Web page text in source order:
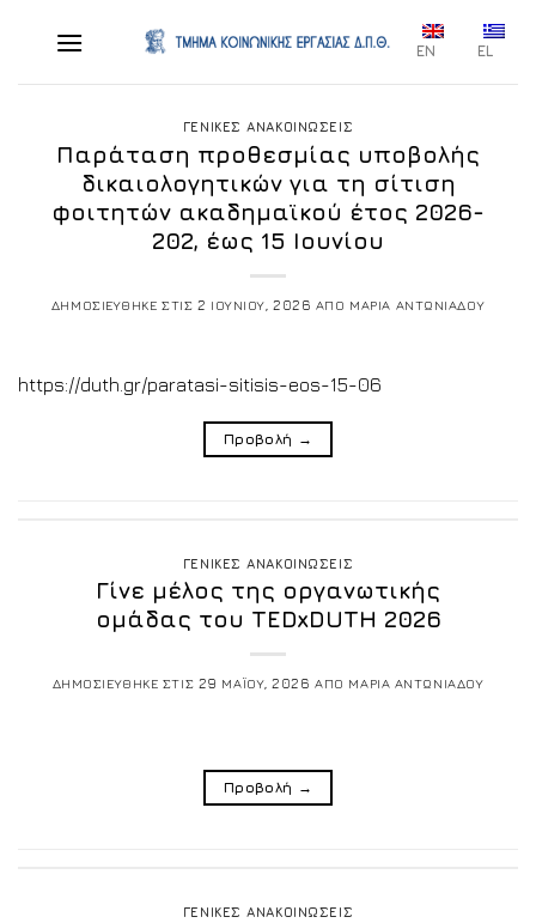
EN EL
ΓΕΝΙΚΕΣ ΑΝΑΚΟΙΝΩΣΕΙΣ
Παράταση προθεσμίας υποβολής
δικαιολογητικών για τη σίτιση
φοιτητών ακαδημαϊκού έτος 2026-
202, έως 15 Ιουνίου
ΔΗΜΟΣΙΕΥΘΗΚΕ ΣΤΙΣ 2 ΙΟΥΝΙΟΥ, 2026 ΑΠΟ ΜΑΡΙΑ ΑΝΤΩΝΙΑΔΟΥ
https://duth.gr/paratasi-sitisis-eos-15-06
Προβολή →
ΓΕΝΙΚΕΣ ΑΝΑΚΟΙΝΩΣΕΙΣ
Γίνε μέλος της οργανωτικής
ομάδας του TEDxDUTH 2026
ΔΗΜΟΣΙΕΥΘΗΚΕ ΣΤΙΣ 29 ΜΑΪΟΥ, 2026 ΑΠΟ ΜΑΡΙΑ ΑΝΤΩΝΙΑΔΟΥ
Προβολή →
ΓΕΝΙΚΕΣ ΑΝΑΚΟΙΝΩΣΕΙΣ